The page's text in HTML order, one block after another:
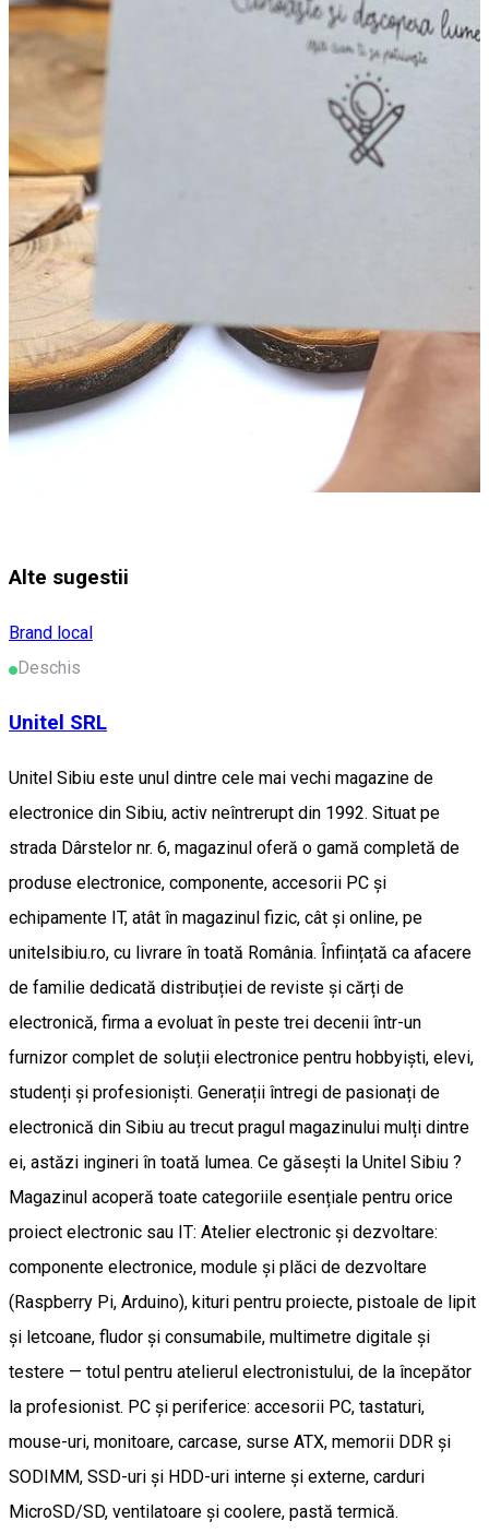
Alte sugestii
Brand local
Deschis
Unitel SRL
Unitel Sibiu este unul dintre cele mai vechi magazine de
electronice din Sibiu, activ neîntrerupt din 1992. Situat pe
strada Dârstelor nr. 6, magazinul oferă o gamă completă de
produse electronice, componente, accesorii PC și
echipamente IT, atât în magazinul fizic, cât și online, pe
unitelsibiu.ro, cu livrare în toată România. Înființată ca afacere
de familie dedicată distribuției de reviste și cărți de
electronică, firma a evoluat în peste trei decenii într-un
furnizor complet de soluții electronice pentru hobbyiști, elevi,
studenți și profesioniști. Generații întregi de pasionați de
electronică din Sibiu au trecut pragul magazinului mulți dintre
ei, astăzi ingineri în toată lumea. Ce găsești la Unitel Sibiu ?
Magazinul acoperă toate categoriile esențiale pentru orice
proiect electronic sau IT: Atelier electronic și dezvoltare:
componente electronice, module și plăci de dezvoltare
(Raspberry Pi, Arduino), kituri pentru proiecte, pistoale de lipit
și letcoane, fludor și consumabile, multimetre digitale și
testere — totul pentru atelierul electronistului, de la începător
la profesionist. PC și periferice: accesorii PC, tastaturi,
mouse-uri, monitoare, carcase, surse ATX, memorii DDR și
SODIMM, SSD-uri și HDD-uri interne și externe, carduri
MicroSD/SD, ventilatoare și coolere, pastă termică.